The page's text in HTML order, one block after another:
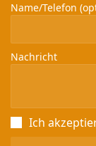
Name/Telefon
Nachricht
Ich